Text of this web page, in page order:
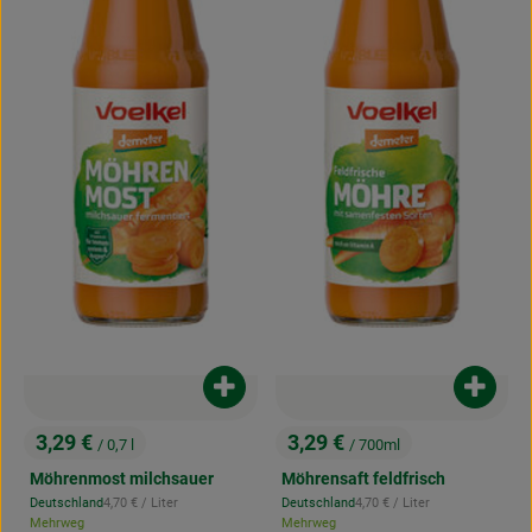
, Preis:
3,29 € / 0,7 l
Möhrenmost milchsauer
, Herkunft:
Deutschland, Referenzpreis:
4,70 € / Liter
Mehrweg
Produkt zum Warenkorb hinzufügen
, Preis:
3,29 € / 700ml
Möhrensaft feldfrisch
, Herkunft:
Deutschland, Referenzpreis:
4,70 € / Liter
Mehrweg